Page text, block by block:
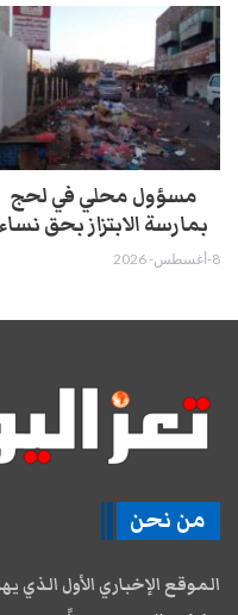
مسؤول محلي في لحج
بمارسة الابتزاز بحق نساء
8-أغسطس- 2026
من نحن
الموقع الإخباري الأول